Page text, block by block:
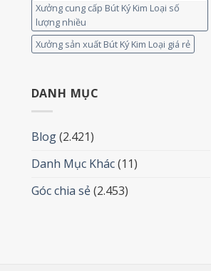
Xưởng cung cấp Bút Ký Kim Loại số
lượng nhiều
Xưởng sản xuất Bút Ký Kim Loại giá rẻ
DANH MỤC
Blog(2.421)
Danh Mục Khác(11)
Góc chia sẻ(2.453)